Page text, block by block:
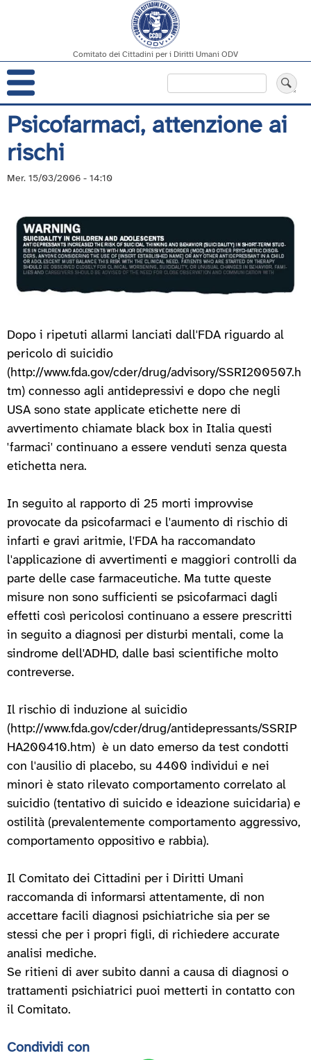
Salta
al
contenuto
principale
Comitato dei Cittadini per i Diritti Umani ODV
Navigazione
principale
Psicofarmaci, attenzione ai
rischi
Mer. 15/03/2006 - 14:10
Dopo i ripetuti allarmi lanciati dall'FDA riguardo al
pericolo di suicidio
(http://www.fda.gov/cder/drug/advisory/SSRI200507.h
tm) connesso agli antidepressivi e dopo che negli
USA sono state applicate etichette nere di
avvertimento chiamate black box in Italia questi
'farmaci' continuano a essere venduti senza questa
etichetta nera.
In seguito al rapporto di 25 morti improvvise
provocate da psicofarmaci e l'aumento di rischio di
infarti e gravi aritmie, l'FDA ha raccomandato
l'applicazione di avvertimenti e maggiori controlli da
parte delle case farmaceutiche. Ma tutte queste
misure non sono sufficienti se psicofarmaci dagli
effetti così pericolosi continuano a essere prescritti
in seguito a diagnosi per disturbi mentali, come la
sindrome dell'ADHD, dalle basi scientifiche molto
contreverse.
Il rischio di induzione al suicidio
(http://www.fda.gov/cder/drug/antidepressants/SSRIP
HA200410.htm) è un dato emerso da test condotti
con l'ausilio di placebo, su 4400 individui e nei
minori è stato rilevato comportamento correlato al
suicidio (tentativo di suicido e ideazione suicidaria) e
ostilità (prevalentemente comportamento aggressivo,
comportamento oppositivo e rabbia).
Il Comitato dei Cittadini per i Diritti Umani
raccomanda di informarsi attentamente, di non
accettare facili diagnosi psichiatriche sia per se
stessi che per i propri figli, di richiedere accurate
analisi mediche.
Se ritieni di aver subito danni a causa di diagnosi o
trattamenti psichiatrici puoi metterti in contatto con
il Comitato.
Condividi con